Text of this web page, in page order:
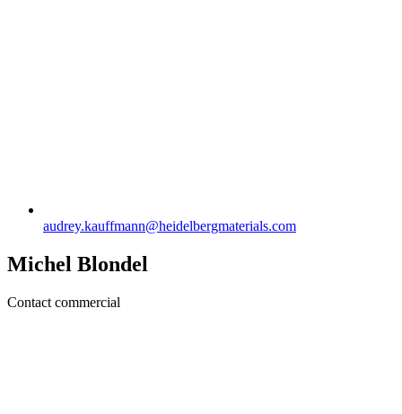
audrey.kauffmann​@heidelbergmaterials.com
Michel Blondel
Contact commercial